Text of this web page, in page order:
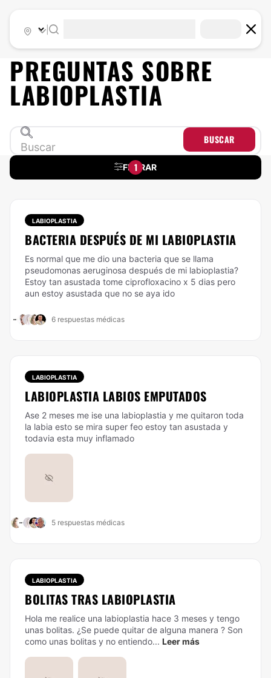
PREGUNTAS SOBRE
LABIOPLASTIA
BUSCAR
FILTRAR
1
LABIOPLASTIA
BACTERIA DESPUÉS DE MI LABIOPLASTIA
Es normal que me dio una bacteria que se llama
pseudomonas aeruginosa después de mi labioplastia?
Estoy tan asustada tome ciprofloxacino x 5 dias pero
aun estoy asustada que no se aya ido
6 respuestas médicas
LABIOPLASTIA
LABIOPLASTIA LABIOS EMPUTADOS
Ase 2 meses me ise una labioplastia y me quitaron toda
la labia esto se mira super feo estoy tan asustada y
todavia esta muy inflamado
5 respuestas médicas
LABIOPLASTIA
BOLITAS TRAS LABIOPLASTIA
Hola me realice una labioplastia hace 3 meses y tengo
unas bolitas. ¿Se puede quitar de alguna manera ? Son
como unas bolitas y no entiendo... Leer más